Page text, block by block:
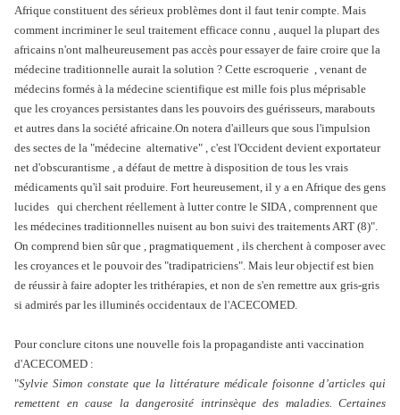
Afrique constituent des sérieux problèmes dont il faut tenir compte. Mais
comment incriminer le seul traitement efficace connu , auquel la plupart des
africains n'ont malheureusement pas accès pour essayer de faire croire que la
médecine traditionnelle aurait la solution ? Cette escroquerie , venant de
médecins formés à la médecine scientifique est mille fois plus méprisable
que les croyances persistantes dans les pouvoirs des guérisseurs, marabouts
et autres dans la société africaine.On notera d'ailleurs que sous l'impulsion
des sectes de la "médecine alternative" , c'est l'Occident devient exportateur
net d'obscurantisme , a défaut de mettre à disposition de tous les vrais
médicaments qu'il sait produire. Fort heureusement, il y a en Afrique des gens
lucides qui cherchent réellement à lutter contre le SIDA , comprennent que
les médecines traditionnelles nuisent au bon suivi des traitements ART (8)".
On comprend bien sûr que , pragmatiquement , ils cherchent à composer avec
les croyances et le pouvoir des "tradipatriciens". Mais leur objectif est bien
de réussir à faire adopter les trithérapies, et non de s'en remettre aux gris-gris
si admirés par les illuminés occidentaux de l'ACECOMED.
Pour conclure citons une nouvelle fois la propagandiste anti vaccination
d'ACECOMED :
"Sylvie Simon constate que la littérature médicale foisonne d’articles qui
remettent en cause la dangerosité intrinsèque des maladies. Certaines